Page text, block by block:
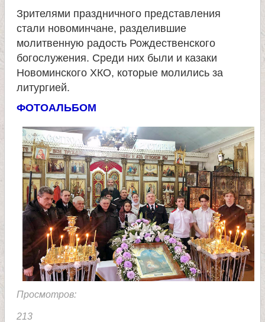
и
ц
е
л
П
Зрителями праздничного представления
стали новоминчане, разделившие
молитвенную радость Рождественского
богослужения. Среди них были и казаки
Новоминского ХКО, которые молились за
литургией.
ФОТОАЛЬБОМ
Просмотров:
213